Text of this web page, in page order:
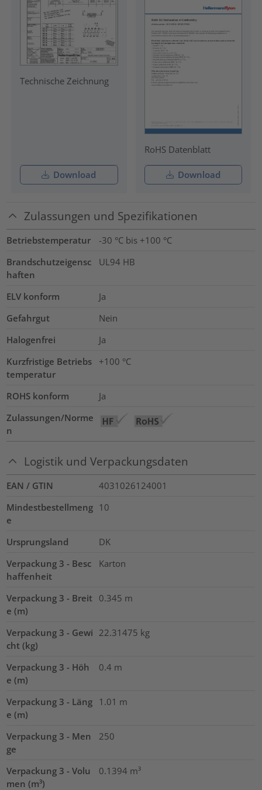
Technische Zeichnung
Download
RoHS Datenblatt
Download
Zulassungen und Spezifikationen
Betriebstemperatur
-30 °C bis +100 °C
Brandschutzeigensc
haften
UL94 HB
ELV konform
Ja
Gefahrgut
Nein
Halogenfrei
Ja
Kurzfristige Betriebs
temperatur
+100 °C
ROHS konform
Ja
Zulassungen/Norme
n
Logistik und Verpackungsdaten
EAN / GTIN
4031026124001
Mindestbestellmeng
e
10
Ursprungsland
DK
Verpackung 3 - Besc
haffenheit
Karton
Verpackung 3 - Breit
e (m)
0.345 m
Verpackung 3 - Gewi
cht (kg)
22.31475 kg
Verpackung 3 - Höh
e (m)
0.4 m
Verpackung 3 - Läng
e (m)
1.01 m
Verpackung 3 - Men
ge
250
Verpackung 3 - Volu
men (m³)
0.1394 m³